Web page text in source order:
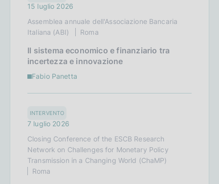
15 luglio 2026
Assemblea annuale dell'Associazione Bancaria
Italiana (ABI)
Roma
Il sistema economico e finanziario tra
incertezza e innovazione
Fabio Panetta
7 luglio 2026
Closing Conference of the ESCB Research
Network on Challenges for Monetary Policy
Transmission in a Changing World (ChaMP)
Roma
INTERVENTO